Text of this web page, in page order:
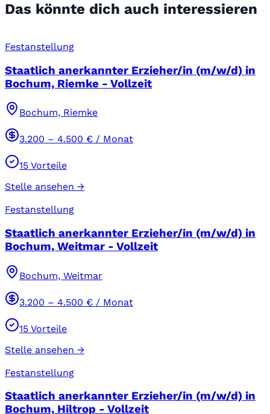
Das könnte dich auch interessieren
Festanstellung
Staatlich anerkannter Erzieher/in (m/w/d) in
Bochum, Riemke - Vollzeit
Bochum, Riemke
3.200 – 4.500 € / Monat
15 Vorteile
Stelle ansehen →
Festanstellung
Staatlich anerkannter Erzieher/in (m/w/d) in
Bochum, Weitmar - Vollzeit
Bochum, Weitmar
3.200 – 4.500 € / Monat
15 Vorteile
Stelle ansehen →
Festanstellung
Staatlich anerkannter Erzieher/in (m/w/d) in
Bochum, Hiltrop - Vollzeit